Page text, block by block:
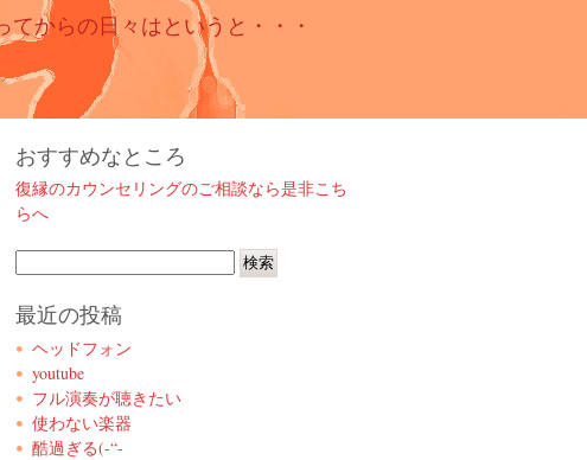
てからの日々はというと・・・
おすすめなところ
復縁のカウンセリングのご相談なら是非こち
らへ
最近の投稿
ヘッドフォン
youtube
フル演奏が聴きたい
使わない楽器
酷過ぎる(-“-